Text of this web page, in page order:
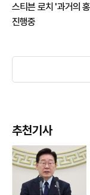
스티븐 로치 '과거의
진행중
추천기사